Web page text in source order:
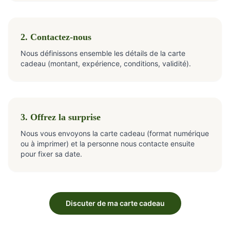
2. Contactez-nous
Nous définissons ensemble les détails de la carte
cadeau (montant, expérience, conditions, validité).
3. Offrez la surprise
Nous vous envoyons la carte cadeau (format numérique
ou à imprimer) et la personne nous contacte ensuite
pour fixer sa date.
Discuter de ma carte cadeau